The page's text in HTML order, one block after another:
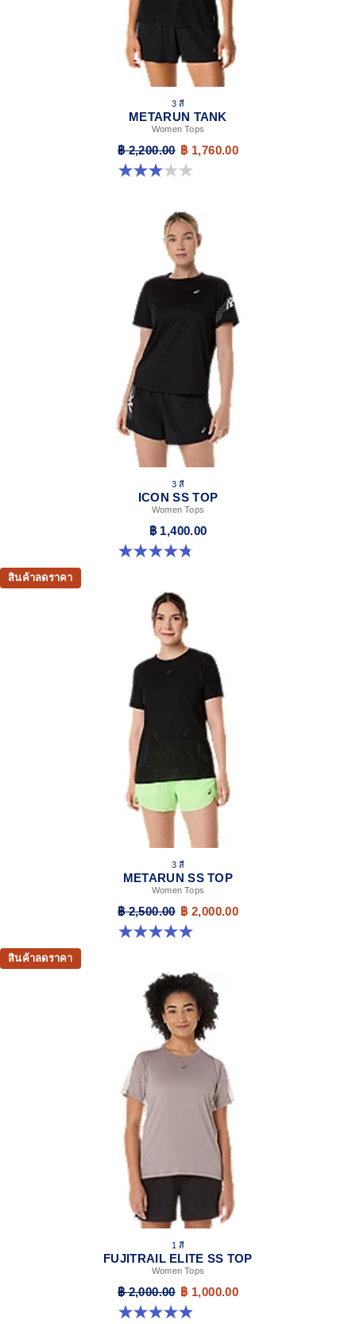
3 สี
METARUN TANK
Women Tops
฿ 2,200.00 ฿ 1,760.00
3.0 จาก 5 ดาว 2 รีวิว
3 สี
ICON SS TOP
Women Tops
฿ 1,400.00
4.8 จาก 5 ดาว 5 รีวิว
สินค้าลดราคา
3 สี
METARUN SS TOP
Women Tops
฿ 2,500.00 ฿ 2,000.00
5.0 จาก 5 ดาว 8 รีวิว
สินค้าลดราคา
1 สี
FUJITRAIL ELITE SS TOP
Women Tops
฿ 2,000.00 ฿ 1,000.00
4.9 จาก 5 ดาว 143 รีวิว